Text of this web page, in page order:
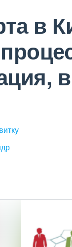
в